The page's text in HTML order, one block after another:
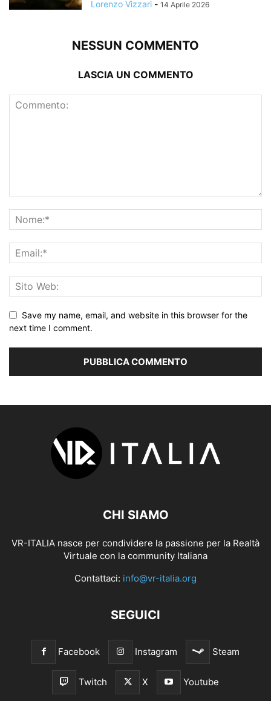
Lorenzo Vizzari - 14 Aprile 2026
NESSUN COMMENTO
LASCIA UN COMMENTO
Save my name, email, and website in this browser for the
next time I comment.
CHI SIAMO
VR-ITALIA nasce per condividere la passione per la Realtà
Virtuale con la community Italiana
Contattaci: info@vr-italia.org
SEGUICI
Facebook Instagram Steam
Twitch X Youtube